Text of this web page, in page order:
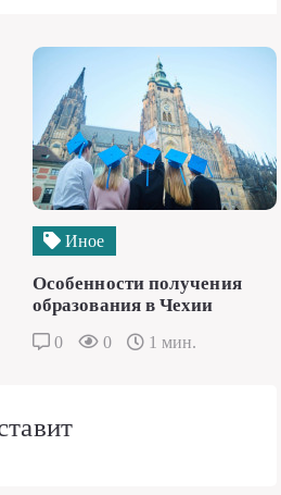
Иное
Особенности получения
образования в Чехии
0 0 1 мин.